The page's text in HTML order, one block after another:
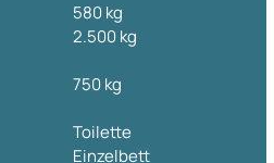
580 kg
2.500 kg
750 kg
Toilette
Einzelbett